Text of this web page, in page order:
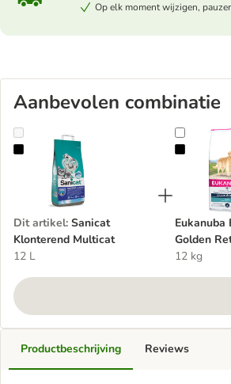
Op elk moment wijzigen,
Aanbevolen combinatie
Sanicat Klonterend Multicat
Dit artikel: Sanicat
Klonterend Multicat
12 L
Eukanuba
Golden
Hondenvoer
12 kg
Productbeschrijving Reviews